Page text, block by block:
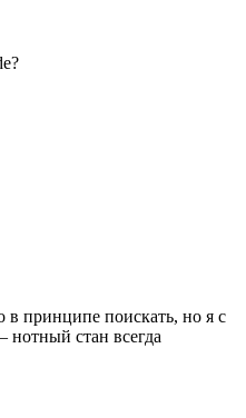
принципе поискать, но я с
нотный стан всегда